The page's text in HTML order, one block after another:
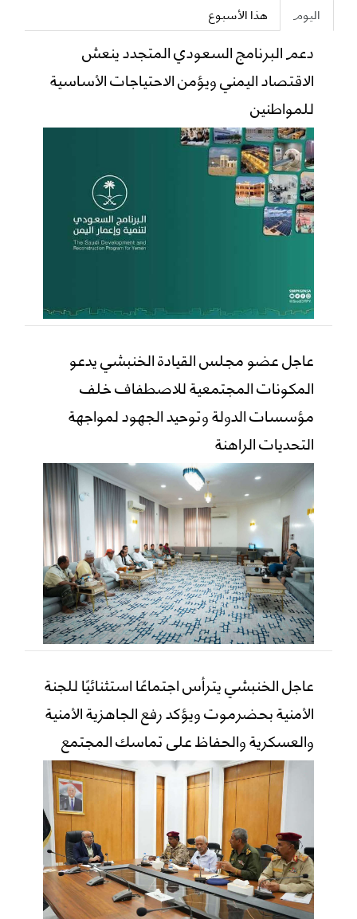
اليوم هذا الأسبوع
دعم البرنامج السعودي المتجدد ينعش
الاقتصاد اليمني ويؤمن الاحتياجات الأساسية
للمواطنين
عاجل عضو مجلس القيادة الخنبشي يدعو
المكونات المجتمعية للاصطفاف خلف
مؤسسات الدولة وتوحيد الجهود لمواجهة
التحديات الراهنة
عاجل الخنبشي يترأس اجتماعًا استثنائيًا للجنة
الأمنية بحضرموت ويؤكد رفع الجاهزية الأمنية
والعسكرية والحفاظ على تماسك المجتمع